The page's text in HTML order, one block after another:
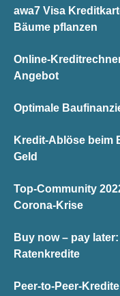
awa7 Visa
Bäume pflanzen
Online-
Angebot
Optimale
Kredit-Ablöse beim
Geld
Top-Community
Corona-Krise
Buy now – pay
Ratenkredite
Peer-to-Peer-